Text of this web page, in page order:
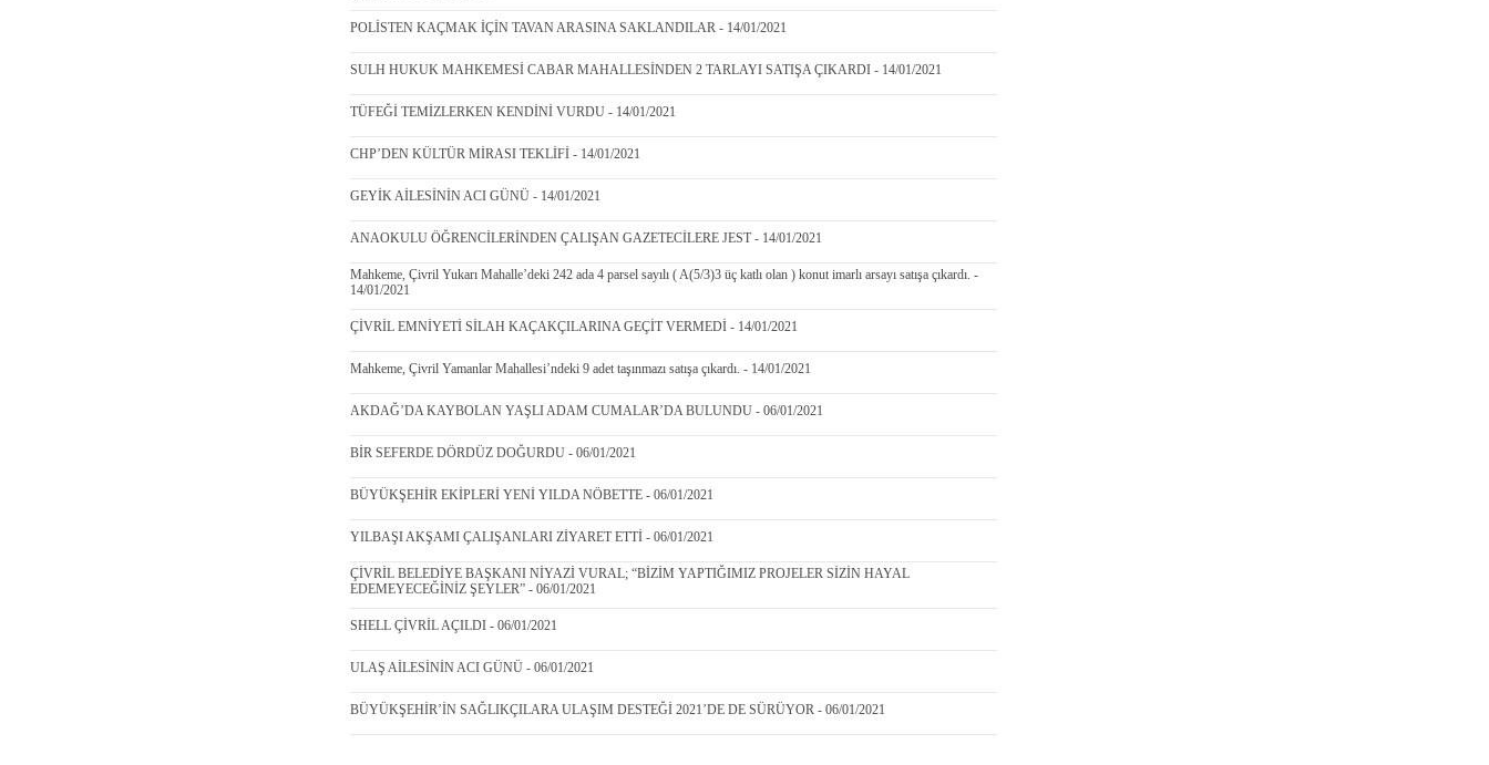
POLİSTEN KAÇMAK İÇİN TAVAN ARASINA SAKLANDILAR - 14/01/2021
SULH HUKUK MAHKEMESİ CABAR MAHALLESİNDEN 2 TARLAYI SATIŞA ÇIKARDI - 14/01/2021
TÜFEĞİ TEMİZLERKEN KENDİNİ VURDU - 14/01/2021
CHP’DEN KÜLTÜR MİRASI TEKLİFİ - 14/01/2021
GEYİK AİLESİNİN ACI GÜNÜ - 14/01/2021
ANAOKULU ÖĞRENCİLERİNDEN ÇALIŞAN GAZETECİLERE JEST - 14/01/2021
Mahkeme, Çivril Yukarı Mahalle’deki 242 ada 4 parsel sayılı ( A(5/3)3 üç katlı olan ) konut imarlı arsayı satışa çıkardı. -
14/01/2021
ÇİVRİL EMNİYETİ SİLAH KAÇAKÇILARINA GEÇİT VERMEDİ - 14/01/2021
Mahkeme, Çivril Yamanlar Mahallesi’ndeki 9 adet taşınmazı satışa çıkardı. - 14/01/2021
AKDAĞ’DA KAYBOLAN YAŞLI ADAM CUMALAR’DA BULUNDU - 06/01/2021
BİR SEFERDE DÖRDÜZ DOĞURDU - 06/01/2021
BÜYÜKŞEHİR EKİPLERİ YENİ YILDA NÖBETTE - 06/01/2021
YILBAŞI AKŞAMI ÇALIŞANLARI ZİYARET ETTİ - 06/01/2021
ÇİVRİL BELEDİYE BAŞKANI NİYAZİ VURAL; “BİZİM YAPTIĞIMIZ PROJELER SİZİN HAYAL
EDEMEYECEĞİNİZ ŞEYLER” - 06/01/2021
SHELL ÇİVRİL AÇILDI - 06/01/2021
ULAŞ AİLESİNİN ACI GÜNÜ - 06/01/2021
BÜYÜKŞEHİR’İN SAĞLIKÇILARA ULAŞIM DESTEĞİ 2021’DE DE SÜRÜYOR - 06/01/2021